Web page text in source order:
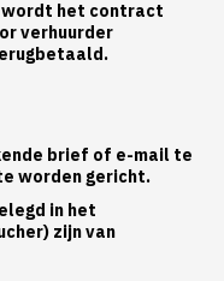
wordt het contract
verhuurder
brief of e-mail te
worden gericht.
in het
zijn van